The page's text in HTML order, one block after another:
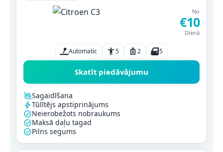
No
€10
Dienā
Automatic 5 2 5
Skatīt piedāvājumu
Sagaidīšana
Tūlītējs apstiprinājums
Neierobežots nobraukums
Maksā daļu tagad
Pilns segums